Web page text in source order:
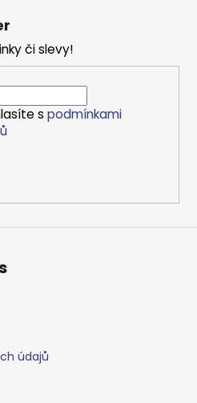
či slevy!
s podmínkami
údajů